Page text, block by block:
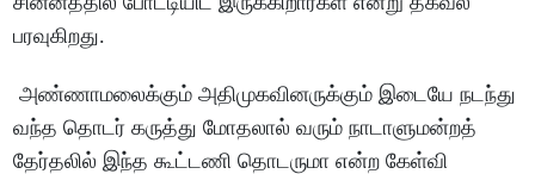
பரவுகிறது.
அண்ணாமலைக்கும் அதிமுகவினருக்கும் இடையே நடந்து
வந்த தொடர் கருத்து மோதலால் வரும் நாடாளுமன்றத்
தேர்தலில் இந்த கூட்டணி தொடருமா என்ற கேள்வி